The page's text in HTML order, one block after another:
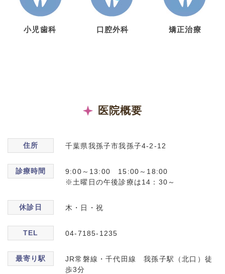
小児歯科 口腔外科 矯正治療
医院概要
住所 千葉県我孫子市我孫子4-2-12
診療時間
9:00～13:00 15:00～18:00
※土曜日の午後診療は14：30～
休診日 木・日・祝
TEL 04-7185-1235
最寄り駅
JR常磐線・千代田線 我孫子駅（北口）徒
歩3分